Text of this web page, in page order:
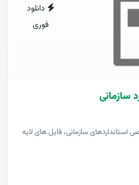
دانلود
فوری
سازمانی
سازمانی، فایل های لایه